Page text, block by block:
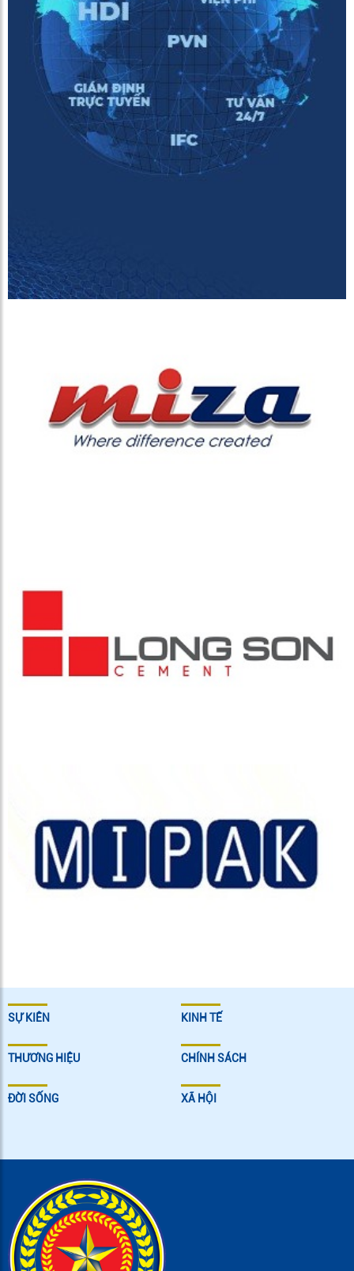
SỰ KIÊN KINH TẾ
THƯƠNG HIỆU CHÍNH SÁCH
ĐỜI SỐNG XÃ HỘI